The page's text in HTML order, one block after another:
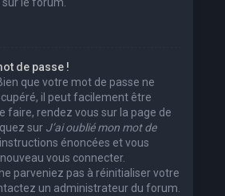
de passe !
que votre mot de passe ne
il peut facilement être
faire, rendez vous sur la page de
sur J’ai oublié mon mot de
énoncées et vous
vous connecter.
parveniez pas à réinitialiser votre
un administrateur du forum.